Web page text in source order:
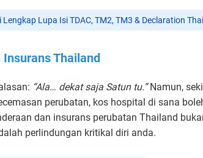
Lengkap Lupa Isi TDAC, TM2, TM3 & Declaration
Thailand
“Ala… dekat saja Satun tu.”Namun,
perubatan, kos hospital di sana
dan insurans perubatan Thailand
perlindungan kritikal diri anda.